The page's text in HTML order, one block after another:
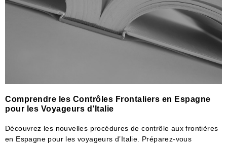
Comprendre les Contrôles Frontaliers en Espagne
pour les Voyageurs d’Italie
Découvrez les nouvelles procédures de contrôle aux frontières
en Espagne pour les voyageurs d’Italie. Préparez-vous